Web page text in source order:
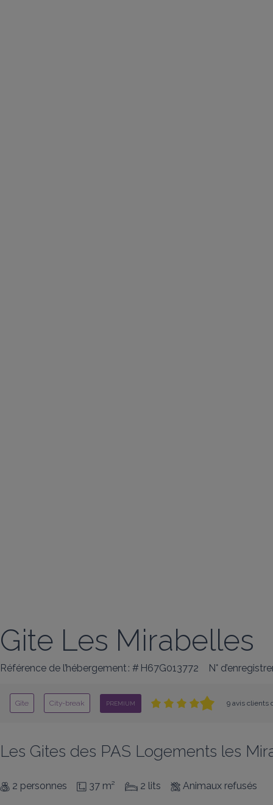
Gite Les Mirabelles
Référence de l’hébergement : # H67G013772 N°
Gîte City-break PREMIUM 9 avis clients
Les Gites des PAS Logements les
2 personnes 37 m² 2 lits Animaux refusés